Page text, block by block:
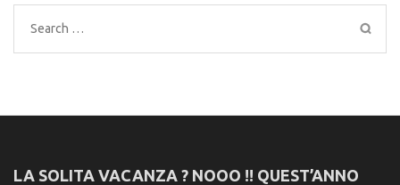
Search
for:
LA SOLITA VACANZA ? NOOO !! QUEST’ANNO